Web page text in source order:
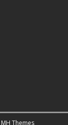
MH Themes